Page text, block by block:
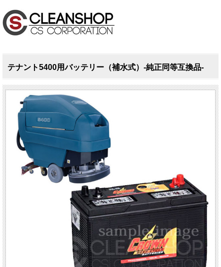
テナント5400用バッテリー（補水式）-純正同等互換品-